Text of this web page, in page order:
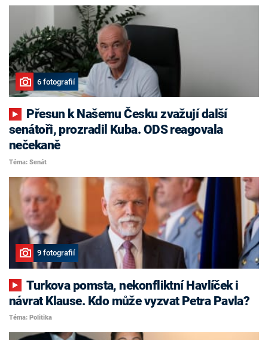
6 fotografií
senátoři, prozradil Kuba. ODS reagovala
nečekaně
Téma: Senát
9 fotografií
Turkova pomsta, nekonfliktní Havlíček i
návrat Klause. Kdo může vyzvat Petra Pavla?
Téma: Politika